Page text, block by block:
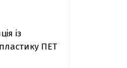
із
ПЕТ